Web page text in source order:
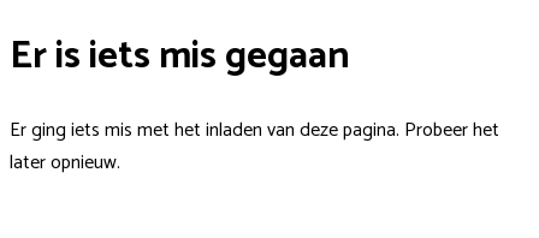
Er is iets mis gegaan
Er ging iets mis met het inladen van deze pagina. Probeer het
later opnieuw.